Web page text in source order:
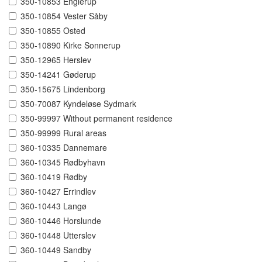
350-10854 Vester Såby
350-10855 Osted
350-10890 Kirke Sonnerup
350-12965 Herslev
350-14241 Gøderup
350-15675 Lindenborg
350-70087 Kyndeløse Sydmark
350-99997 Without permanent residence
350-99999 Rural areas
360-10335 Dannemare
360-10345 Rødbyhavn
360-10419 Rødby
360-10427 Errindlev
360-10443 Langø
360-10446 Horslunde
360-10448 Utterslev
360-10449 Sandby